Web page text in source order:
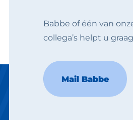
Babbe of één van
collega’s helpt u
Mail Babbe
Babbe
Office manager